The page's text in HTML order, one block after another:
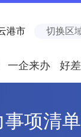
港市 切换区
一企来办 好
项清单